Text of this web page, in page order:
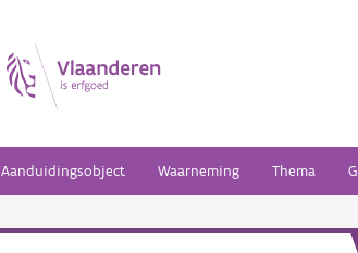
Aanduidingsobject Waarneming Thema